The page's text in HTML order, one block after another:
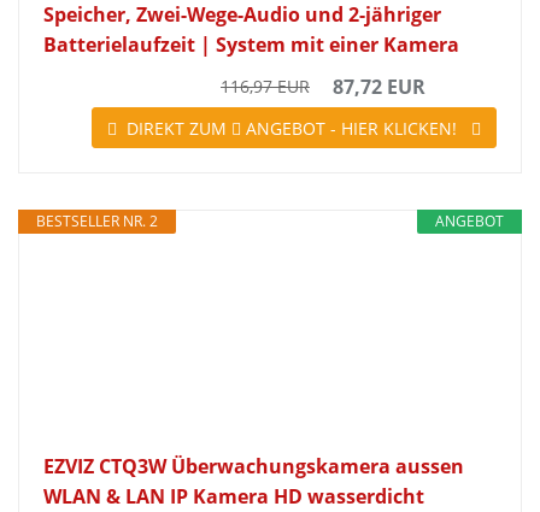
Speicher, Zwei-Wege-Audio und 2-jähriger
Batterielaufzeit | System mit einer Kamera
116,97 EUR 87,72 EUR
DIREKT ZUM ANGEBOT - HIER KLICKEN!
ANGEBOT
BESTSELLER NR. 2
EZVIZ CTQ3W Überwachungskamera aussen
WLAN & LAN IP Kamera HD wasserdicht